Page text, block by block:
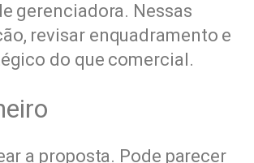
gerenciadora. Nessas
revisar enquadramento e
do que comercial.
a proposta. Pode parecer